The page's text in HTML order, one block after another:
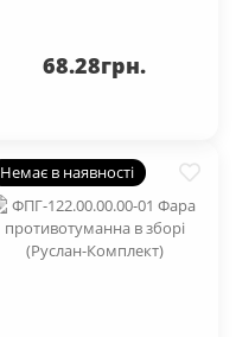
68.28грн.
Немає в наявності